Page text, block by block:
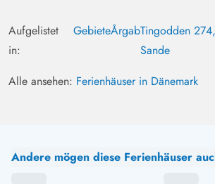
Aufgelistet
in:
GebieteÅrgabTingodden
Sande
Alle ansehen: Ferienhäuser in Dänemark
Andere mögen diese Ferienhäuser